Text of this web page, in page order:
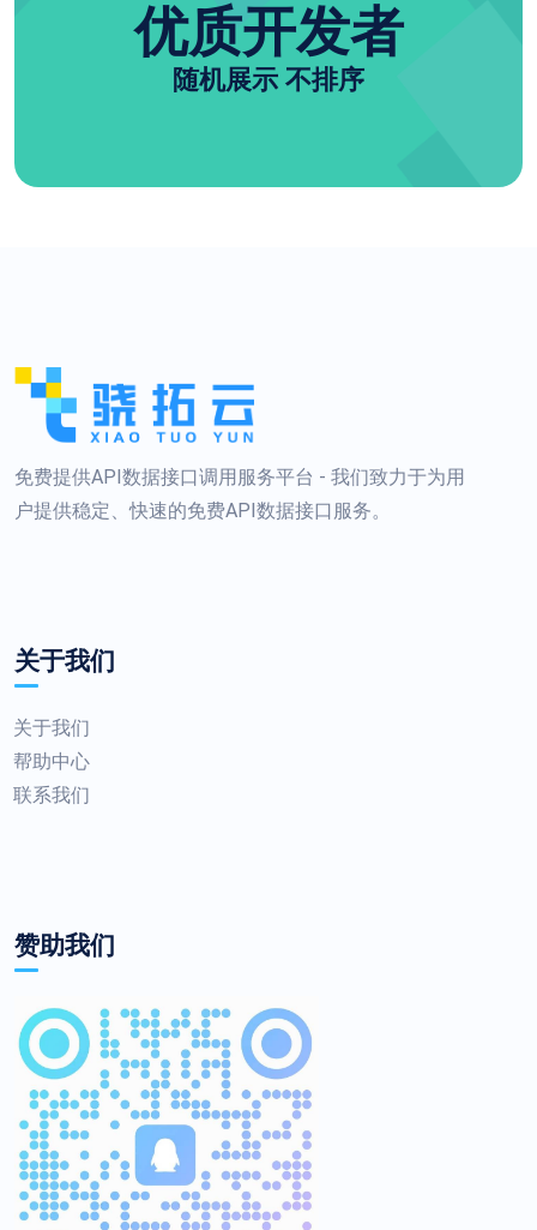
优质开发者
随机展示 不排序
免费提供API数据接口调用服务平台 - 我们致力于为用
户提供稳定、快速的免费API数据接口服务。
关于我们
关于我们
帮助中心
联系我们
赞助我们